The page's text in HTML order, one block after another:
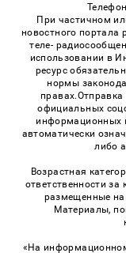
При частичном
новостного портала
теле-
использовании в
ресурс
нормы
правах.Отправка
официальных
информационных
автоматически
либо
Возрастная
ответственности
размещенные на
Материалы,
«На